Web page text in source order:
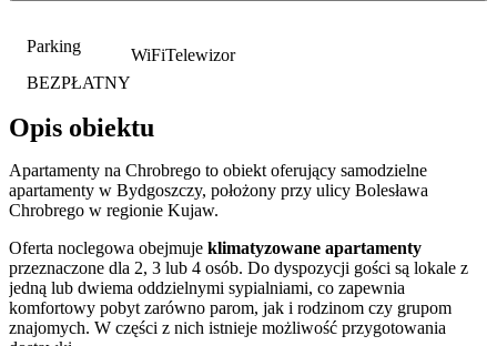
Parking
BEZPŁATNY
WiFiTelewizor
Opis obiektu
Apartamenty na Chrobrego to obiekt oferujący samodzielne
apartamenty w Bydgoszczy, położony przy ulicy Bolesława
Chrobrego w regionie Kujaw.
Oferta noclegowa obejmuje klimatyzowane apartamenty
przeznaczone dla 2, 3 lub 4 osób. Do dyspozycji gości są lokale z
jedną lub dwiema oddzielnymi sypialniami, co zapewnia
komfortowy pobyt zarówno parom, jak i rodzinom czy grupom
znajomych. W części z nich istnieje możliwość przygotowania